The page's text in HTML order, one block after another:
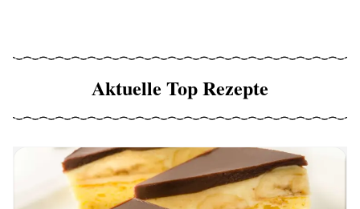
Aktuelle Top Rezepte